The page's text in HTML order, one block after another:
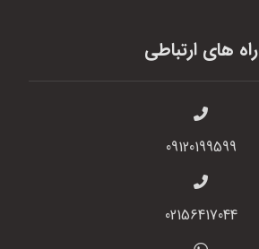
راه های ارتباطی
09120199599
02156417044